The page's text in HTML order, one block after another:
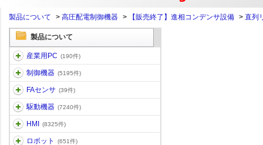
製品について > 高圧配電制御機器 > 【販売終了】進相コンデンサ設備 > 直列
製品について
産業用PC (190件)
制御機器 (5195件)
FAセンサ (39件)
駆動機器 (7240件)
HMI (8325件)
ロボット (651件)